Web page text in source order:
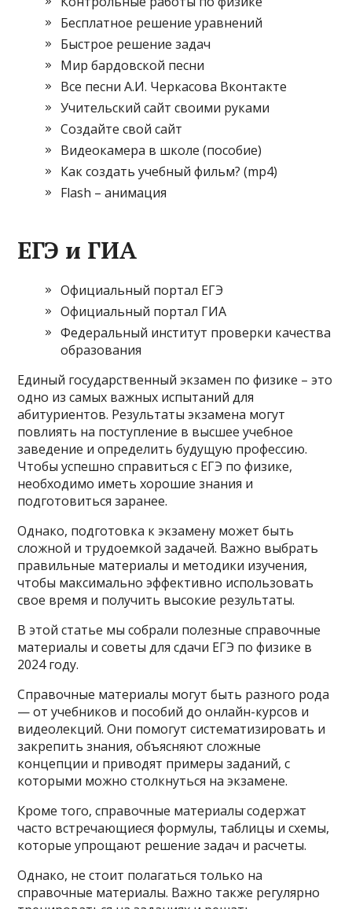
Бесплатное решение уравнений
Быстрое решение задач
Мир бардовской песни
Все песни А.И. Черкасова Вконтакте
Учительский сайт своими руками
Создайте свой сайт
Видеокамера в школе (пособие)
Как создать учебный фильм? (mp4)
Flash – анимация
ЕГЭ и ГИА
Официальный портал ЕГЭ
Официальный портал ГИА
Федеральный институт проверки качества
образования
Единый государственный экзамен по физике – это
одно из самых важных испытаний для
абитуриентов. Результаты экзамена могут
повлиять на поступление в высшее учебное
заведение и определить будущую профессию.
Чтобы успешно справиться с ЕГЭ по физике,
необходимо иметь хорошие знания и
подготовиться заранее.
Однако, подготовка к экзамену может быть
сложной и трудоемкой задачей. Важно выбрать
правильные материалы и методики изучения,
чтобы максимально эффективно использовать
свое время и получить высокие результаты.
В этой статье мы собрали полезные справочные
материалы и советы для сдачи ЕГЭ по физике в
2024 году.
Справочные материалы могут быть разного рода
— от учебников и пособий до онлайн-курсов и
видеолекций. Они помогут систематизировать и
закрепить знания, объясняют сложные
концепции и приводят примеры заданий, с
которыми можно столкнуться на экзамене.
Кроме того, справочные материалы содержат
часто встречающиеся формулы, таблицы и схемы,
которые упрощают решение задач и расчеты.
Однако, не стоит полагаться только на
справочные материалы. Важно также регулярно